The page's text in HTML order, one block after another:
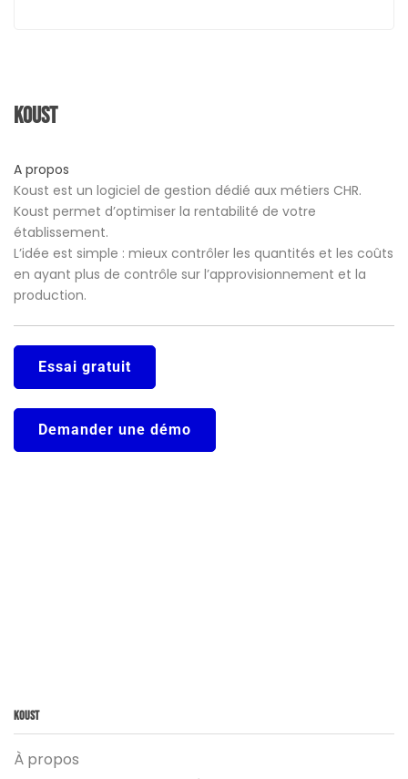
Koust
A propos
Koust est un logiciel de gestion dédié aux métiers CHR.
Koust permet d’optimiser la rentabilité de votre
établissement.
L’idée est simple : mieux contrôler les quantités et les coûts
en ayant plus de contrôle sur l’approvisionnement et la
production.
Essai gratuit
Demander une démo
Koust
À propos